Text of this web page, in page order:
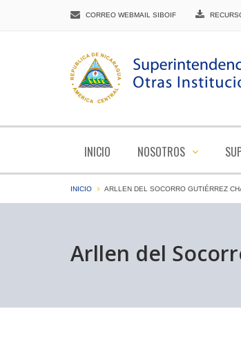
CORREO WEBMAIL SIBOIF
INICIO NOSOTROS
INICIO ARLLEN DEL SOCORRO GUTIÉRREZ
Arllen del